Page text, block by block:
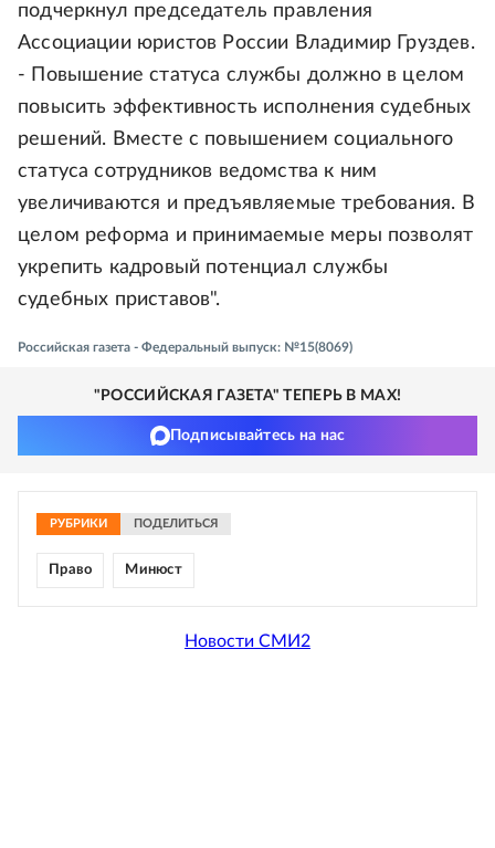
подчеркнул председатель правления
Ассоциации юристов России Владимир Груздев.
- Повышение статуса службы должно в целом
повысить эффективность исполнения судебных
решений. Вместе с повышением социального
статуса сотрудников ведомства к ним
увеличиваются и предъявляемые требования. В
целом реформа и принимаемые меры позволят
укрепить кадровый потенциал службы
судебных приставов".
Российская газета - Федеральный выпуск: №15(8069)
"РОССИЙСКАЯ ГАЗЕТА" ТЕПЕРЬ В MAX!
Подписывайтесь на нас
РУБРИКИ ПОДЕЛИТЬСЯ
Право Минюст
Новости СМИ2